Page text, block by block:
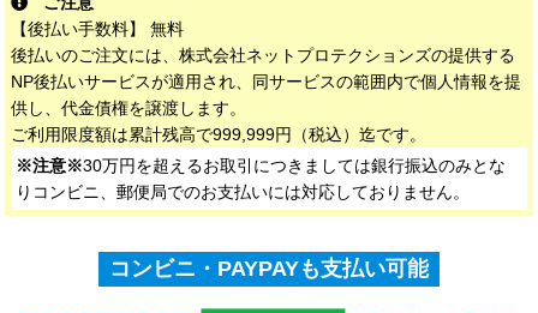
【後払い手数料】 無料
後払いのご注文には、株式会社ネットプロテクションズの提供する
NP後払いサービスが適用され、同サービスの範囲内で個人情報を提
供し、代金債権を譲渡します。
ご利用限度額は累計残高で999,999円（税込）迄です。
※注意※30万円を超えるお取引につきましては銀行振込のみとな
りコンビニ、郵便局でのお支払いには対応しておりません。
コンビニ・PAYPAYも支払い可能